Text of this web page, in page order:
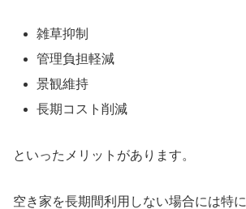
雑草抑制
管理負担軽減
景観維持
長期コスト削減
といったメリットがあります。
空き家を長期間利用しない場合には特